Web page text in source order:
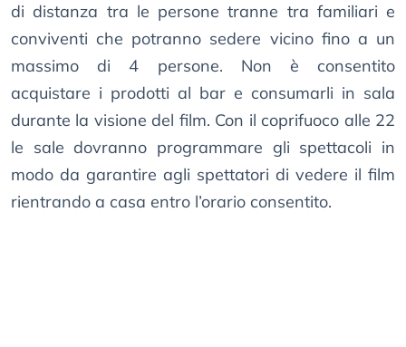
di distanza tra le persone tranne tra familiari e
conviventi che potranno sedere vicino fino a un
massimo di 4 persone. Non è consentito
acquistare i prodotti al bar e consumarli in sala
durante la visione del film. Con il coprifuoco alle 22
le sale dovranno programmare gli spettacoli in
modo da garantire agli spettatori di vedere il film
rientrando a casa entro l’orario consentito.